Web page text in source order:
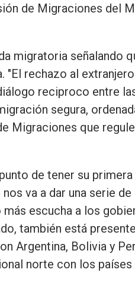
de Migraciones del
migratoria señalando
"El rechazo al
reciproco entre
segura,
Migraciones que
de tener su
va a dar una serie
escucha a los
también está
Argentina, Bolivia y
norte con los